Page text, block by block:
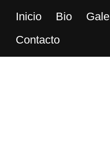
Inicio Bio
Contacto